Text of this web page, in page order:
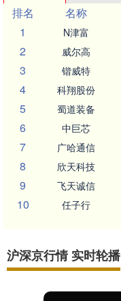
排名
名称
1
N津富
2 威尔高
3 锴威特
4 科翔股份
5 蜀道装备
6 中巨芯
7 广哈通信
8 欣天科技
9 飞天诚信
10 任子行
沪深京行情 实时轮播